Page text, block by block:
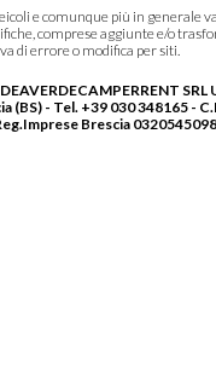
e comunque più in generale
comprese aggiunte e/o
di errore o modifica per siti.
SRL
(BS) - Tel. +39 030 348165 -
Brescia